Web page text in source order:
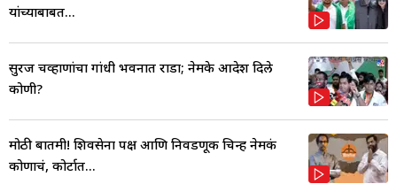
यांच्याबाबत...
सुरज चव्हाणांचा गांधी भवनात राडा; नेमके आदेश दिले
कोणी?
मोठी बातमी! शिवसेना पक्ष आणि निवडणूक चिन्ह नेमकं
कोणाचं, कोर्टात...